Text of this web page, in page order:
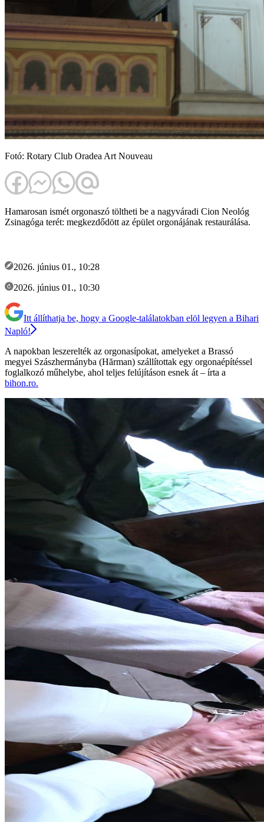
Fotó: Rotary Club Oradea Art Nouveau
Hamarosan ismét orgonaszó töltheti be a nagyváradi Cion Neológ
Zsinagóga terét: megkezdődött az épület orgonájának restaurálása.
2026. június 01., 10:28
2026. június 01., 10:30
Itt állíthatja be, hogy a Google-találatokban elöl legyen a Bihari
Napló!
A napokban leszerelték az orgonasípokat, amelyeket a Brassó
megyei Szászhermányba (Hărman) szállítottak egy orgonaépítéssel
foglalkozó műhelybe, ahol teljes felújításon esnek át – írta a
bihon.ro.